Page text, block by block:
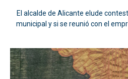
El alcalde de Alicante elude
municipal y si se reunió con el